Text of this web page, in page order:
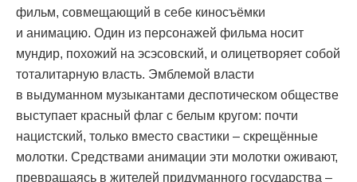
фильм, совмещающий в себе киносъёмки
и анимацию. Один из персонажей фильма носит
мундир, похожий на эсэсовский, и олицетворяет собой
тоталитарную власть. Эмблемой власти
в выдуманном музыкантами деспотическом обществе
выступает красный флаг с белым кругом: почти
нацистский, только вместо свастики – скрещённые
молотки. Средствами анимации эти молотки оживают,
превращаясь в жителей придуманного государства –